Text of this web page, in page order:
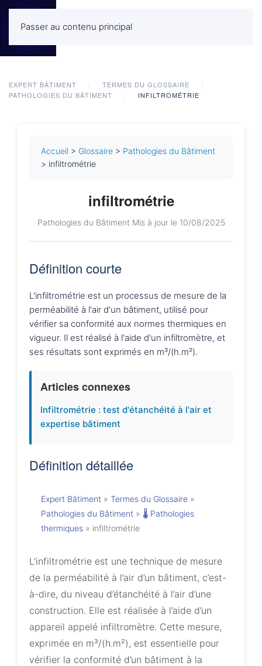
Passer au contenu principalMENU
EXPERT BÂTIMENT
TERMES DU GLOSSAIRE
PATHOLOGIES DU BÂTIMENT
INFILTROMÉTRIE
Accueil > Glossaire > Pathologies du Bâtiment
> infiltrométrie
infiltrométrie
Pathologies du Bâtiment Mis à jour le 10/08/2025
Définition courte
L'infiltrométrie est un processus de mesure de la
perméabilité à l'air d'un bâtiment, utilisé pour
vérifier sa conformité aux normes thermiques en
vigueur. Il est réalisé à l'aide d'un infiltromètre, et
ses résultats sont exprimés en m³/(h.m²).
Articles connexes
Infiltrométrie : test d'étanchéité à l'air et
expertise bâtiment
Définition détaillée
Expert Bâtiment » Termes du Glossaire »
Pathologies du Bâtiment » 🌡️ Pathologies
thermiques » infiltrométrie
L’infiltrométrie est une technique de mesure
de la perméabilité à l’air d’un bâtiment, c’est-
à-dire, du niveau d’étanchéité à l’air d’une
construction. Elle est réalisée à l’aide d’un
appareil appelé infiltromètre. Cette mesure,
exprimée en m³/(h.m²), est essentielle pour
vérifier la conformité d’un bâtiment à la